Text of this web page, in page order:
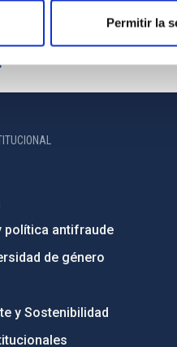
Permitir la
política antifraude
de género
y Sostenibilidad